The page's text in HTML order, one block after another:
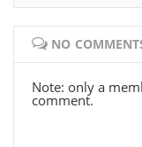
NO
Note: only a
comment.